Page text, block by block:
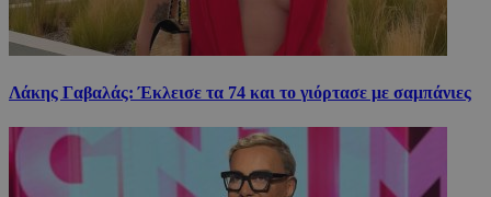
Λάκης Γαβαλάς: Έκλεισε τα 74 και το γιόρτασε με σαμπάνιες